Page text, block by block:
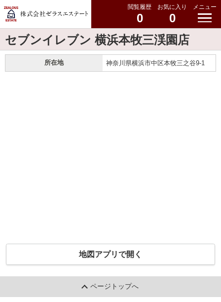
閲覧履歴
0
お気に入り
0
メニュー
セブンイレブン 横浜本牧三渓園店
所在地 神奈川県横浜市中区本牧三之谷9-1
地図アプリで開く
ページトップへ